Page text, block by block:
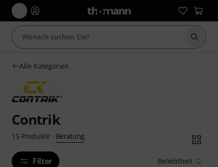
Suche
Alle Kategorien
Contrik
15 Produkte · Beratung
Filter Beliebtheit